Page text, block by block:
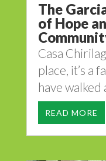
The
of Hope
Casa
place, it’s a
have walked
READ MORE